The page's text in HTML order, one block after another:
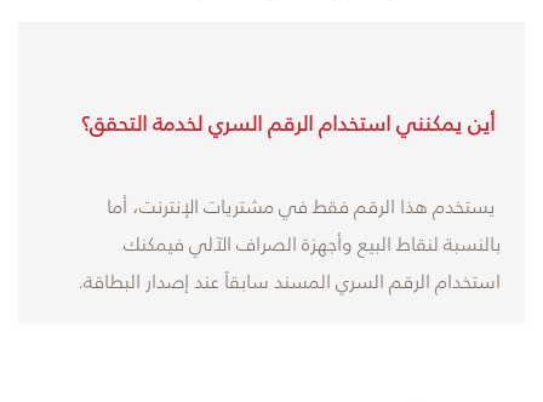
أين يمكنني استخدام الرقم السري لخدمة التحقق؟
يستخدم هذا الرقم فقط في مشتريات الإنترنت، أما
بالنسبة لنقاط البيع وأجهزة الصراف الآلي فيمكنك
استخدام الرقم السري المسند سابقاً عند إصدار البطاقة.